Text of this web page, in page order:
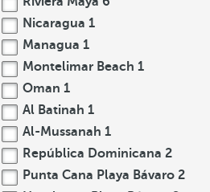
Nicaragua 1
Managua 1
Montelimar Beach 1
Oman 1
Al Batinah 1
Al-Mussanah 1
República Dominicana 2
Punta Cana Playa Bávaro 2